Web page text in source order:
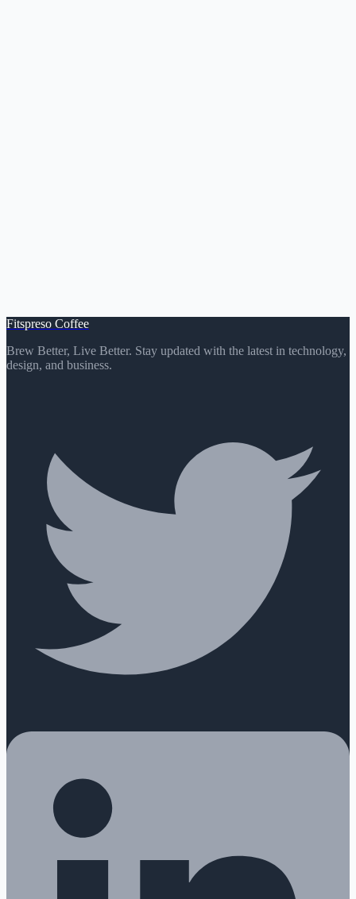
Fitspreso Coffee
Brew Better, Live Better. Stay updated with the latest in technology,
design, and business.